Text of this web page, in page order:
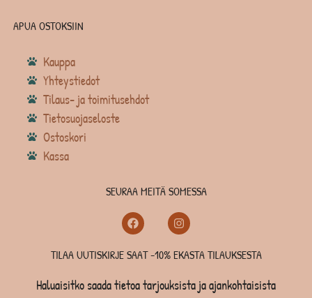
APUA OSTOKSIIN
Kauppa
Yhteystiedot
Tilaus- ja toimitusehdot
Tietosuojaseloste
Ostoskori
Kassa
SEURAA MEITÄ SOMESSA
TILAA UUTISKIRJE SAAT -10% EKASTA TILAUKSESTA
Haluaisitko saada tietoa tarjouksista ja ajankohtaisista